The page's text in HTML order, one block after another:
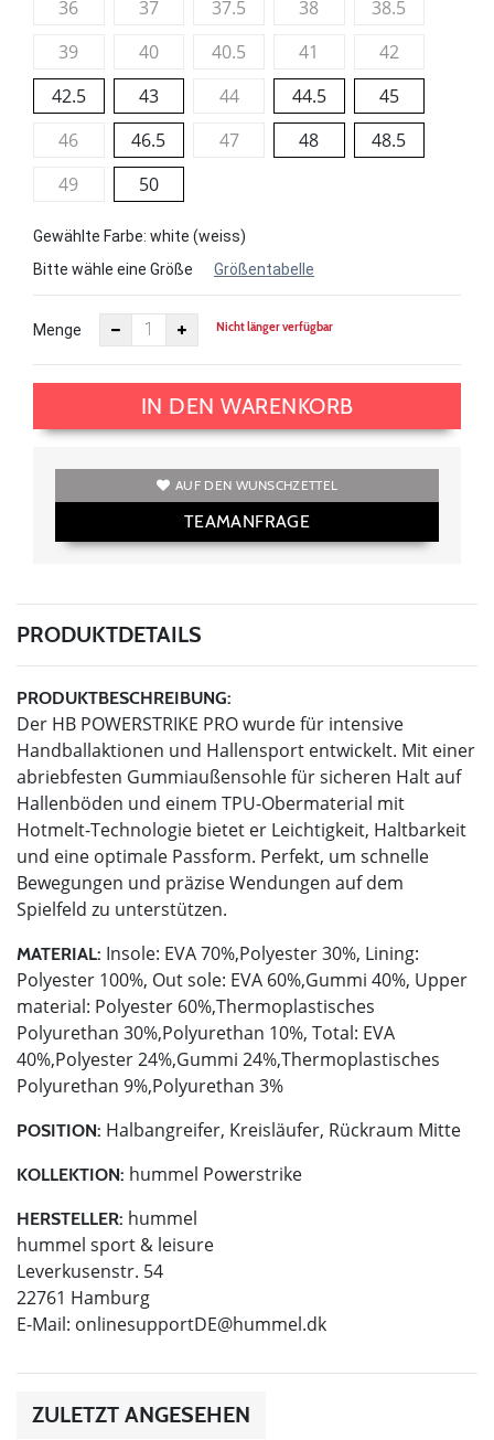
36 37 37.5 38
38.5
39
40 40.5 41
42
42.5
43 44 44.5
45
46
46.5 47 48
48.5
49
50
Gewählte Farbe: white (weiss)
Bitte wähle eine Größe
Größentabelle
Menge Nicht länger verfügbar
IN DEN WARENKORB
AUF DEN WUNSCHZETTEL
TEAMANFRAGE
PRODUKTDETAILS
PRODUKTBESCHREIBUNG:
Der HB POWERSTRIKE PRO wurde für intensive
Handballaktionen und Hallensport entwickelt. Mit einer
abriebfesten Gummiaußensohle für sicheren Halt auf
Hallenböden und einem TPU-Obermaterial mit
Hotmelt-Technologie bietet er Leichtigkeit, Haltbarkeit
und eine optimale Passform. Perfekt, um schnelle
Bewegungen und präzise Wendungen auf dem
Spielfeld zu unterstützen.
MATERIAL: Insole: EVA 70%,Polyester 30%, Lining:
Polyester 100%, Out sole: EVA 60%,Gummi 40%, Upper
material: Polyester 60%,Thermoplastisches
Polyurethan 30%,Polyurethan 10%, Total: EVA
40%,Polyester 24%,Gummi 24%,Thermoplastisches
Polyurethan 9%,Polyurethan 3%
POSITION: Halbangreifer, Kreisläufer, Rückraum Mitte
KOLLEKTION: hummel Powerstrike
HERSTELLER: hummel
hummel sport & leisure
Leverkusenstr. 54
22761 Hamburg
E-Mail: onlinesupportDE@hummel.dk
ZULETZT ANGESEHEN